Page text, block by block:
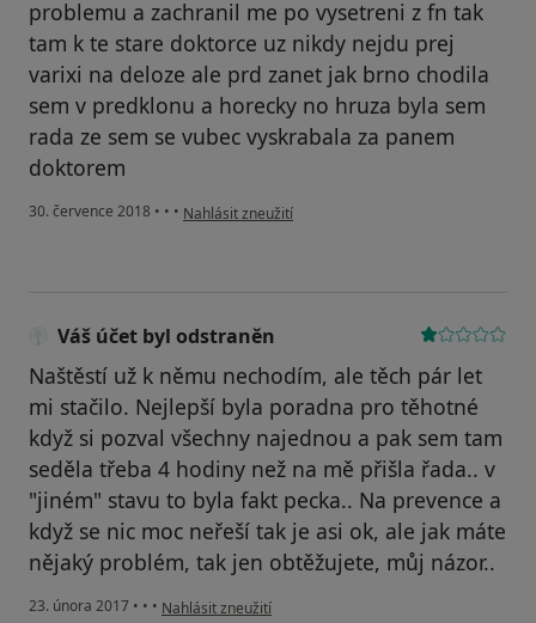
problemu a zachranil me po vysetreni z fn tak
tam k te stare doktorce uz nikdy nejdu prej
varixi na deloze ale prd zanet jak brno chodila
sem v predklonu a horecky no hruza byla sem
rada ze sem se vubec vyskrabala za panem
doktorem
30. července 2018 • • • podle názoru uživatele Váš účet byl odstraněn
Nahlásit zneužití
Váš účet byl odstraněn
Naštěstí už k němu nechodím, ale těch pár let
mi stačilo. Nejlepší byla poradna pro těhotné
když si pozval všechny najednou a pak sem tam
seděla třeba 4 hodiny než na mě přišla řada.. v
"jiném" stavu to byla fakt pecka.. Na prevence a
když se nic moc neřeší tak je asi ok, ale jak máte
nějaký problém, tak jen obtěžujete, můj názor..
23. února 2017 • • • podle názoru uživatele Váš účet byl odstraněn
Nahlásit zneužití